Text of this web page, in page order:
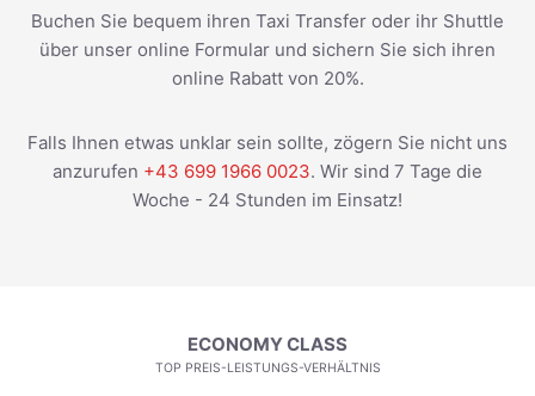
Buchen Sie bequem ihren Taxi Transfer oder ihr Shuttle
über unser online Formular und sichern Sie sich ihren
online Rabatt von 20%.
Falls Ihnen etwas unklar sein sollte, zögern Sie nicht uns
anzurufen +43 699 1966 0023. Wir sind 7 Tage die
Woche - 24 Stunden im Einsatz!
ECONOMY CLASS
TOP PREIS-LEISTUNGS-VERHÄLTNIS